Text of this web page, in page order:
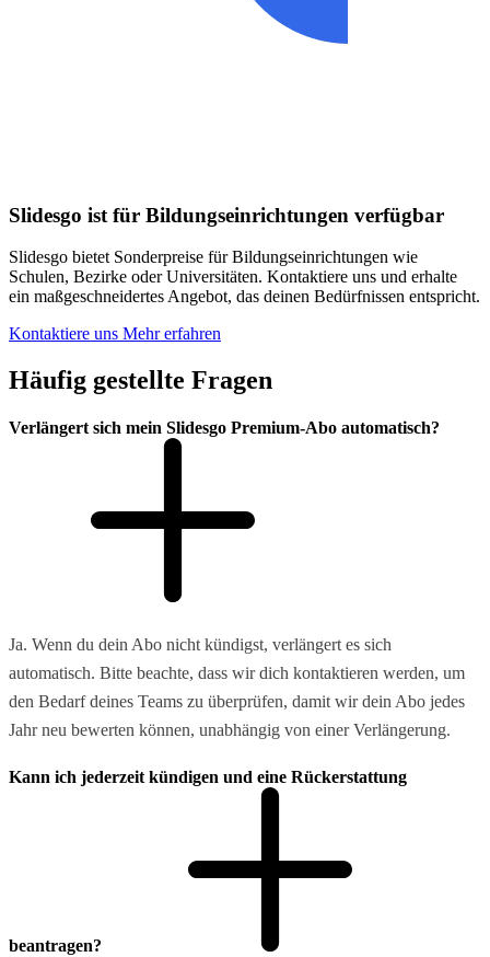
Slidesgo ist für Bildungseinrichtungen verfügbar
Slidesgo bietet Sonderpreise für Bildungseinrichtungen wie
Schulen, Bezirke oder Universitäten. Kontaktiere uns und erhalte
ein maßgeschneidertes Angebot, das deinen Bedürfnissen entspricht.
Kontaktiere uns Mehr erfahren
Häufig gestellte Fragen
Verlängert sich mein Slidesgo Premium-Abo automatisch?
Ja. Wenn du dein Abo nicht kündigst, verlängert es sich
automatisch. Bitte beachte, dass wir dich kontaktieren werden, um
den Bedarf deines Teams zu überprüfen, damit wir dein Abo jedes
Jahr neu bewerten können, unabhängig von einer Verlängerung.
Kann ich jederzeit kündigen und eine Rückerstattung
beantragen?